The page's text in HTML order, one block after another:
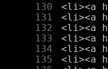
    130
    131
    132
    133
    134
    135